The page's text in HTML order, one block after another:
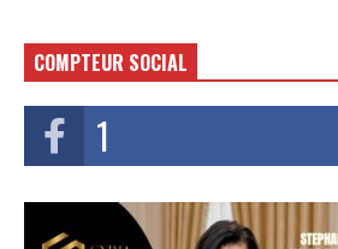
COMPTEUR SOCIAL
1